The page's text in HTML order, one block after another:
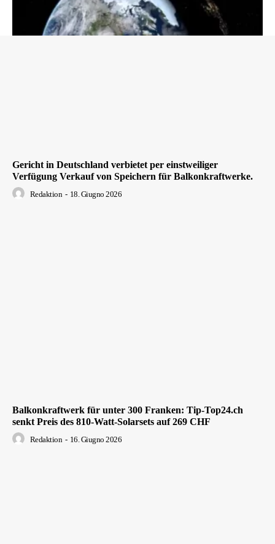
Gericht in Deutschland verbietet per einstweiliger
Verfügung Verkauf von Speichern für Balkonkraftwerke.
Redaktion - 18. Giugno 2026
Balkonkraftwerk für unter 300 Franken: Tip-Top24.ch
senkt Preis des 810-Watt-Solarsets auf 269 CHF
Redaktion - 16. Giugno 2026